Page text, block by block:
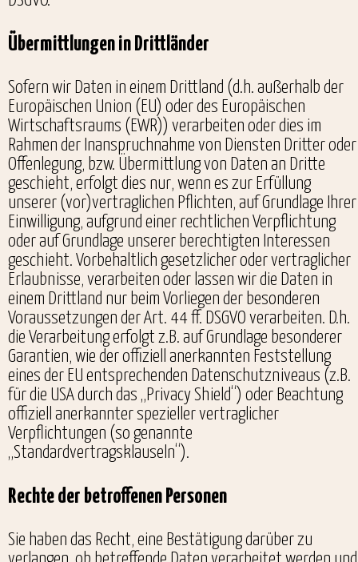
Übermittlungen in Drittländer
Sofern wir Daten in einem Drittland (d.h. außerhalb der
Europäischen Union (EU) oder des Europäischen
Wirtschaftsraums (EWR)) verarbeiten oder dies im
Rahmen der Inanspruchnahme von Diensten Dritter oder
Offenlegung, bzw. Übermittlung von Daten an Dritte
geschieht, erfolgt dies nur, wenn es zur Erfüllung
unserer (vor)vertraglichen Pflichten, auf Grundlage Ihrer
Einwilligung, aufgrund einer rechtlichen Verpflichtung
oder auf Grundlage unserer berechtigten Interessen
geschieht. Vorbehaltlich gesetzlicher oder vertraglicher
Erlaubnisse, verarbeiten oder lassen wir die Daten in
einem Drittland nur beim Vorliegen der besonderen
Voraussetzungen der Art. 44 ff. DSGVO verarbeiten. D.h.
die Verarbeitung erfolgt z.B. auf Grundlage besonderer
Garantien, wie der offiziell anerkannten Feststellung
eines der EU entsprechenden Datenschutzniveaus (z.B.
für die USA durch das „Privacy Shield“) oder Beachtung
offiziell anerkannter spezieller vertraglicher
Verpflichtungen (so genannte
„Standardvertragsklauseln“).
Rechte der betroffenen Personen
Sie haben das Recht, eine Bestätigung darüber zu